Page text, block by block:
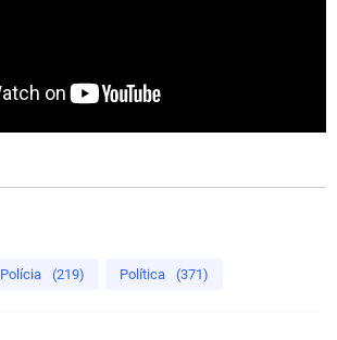
Polícia (219) Política (371)